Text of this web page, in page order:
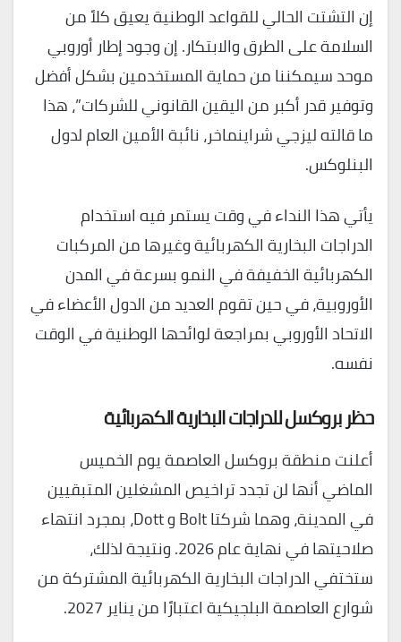
إن التشتت الحالي للقواعد الوطنية يعيق كلاً من
السلامة على الطرق والابتكار. إن وجود إطار أوروبي
موحد سيمكننا من حماية المستخدمين بشكل أفضل
وتوفير قدر أكبر من اليقين القانوني للشركات”، هذا
ما قالته ليزجي شراينماخر، نائبة الأمين العام لدول
البنلوكس.
يأتي هذا النداء في وقت يستمر فيه استخدام
الدراجات البخارية الكهربائية وغيرها من المركبات
الكهربائية الخفيفة في النمو بسرعة في المدن
الأوروبية، في حين تقوم العديد من الدول الأعضاء في
الاتحاد الأوروبي بمراجعة لوائحها الوطنية في الوقت
نفسه.
حظر بروكسل للدراجات البخارية الكهربائية
أعلنت منطقة بروكسل العاصمة يوم الخميس
الماضي أنها لن تجدد تراخيص المشغلين المتبقيين
في المدينة، وهما شركتا Bolt و Dott، بمجرد انتهاء
صلاحيتها في نهاية عام 2026. ونتيجة لذلك،
ستختفي الدراجات البخارية الكهربائية المشتركة من
شوارع العاصمة البلجيكية اعتبارًا من يناير 2027.